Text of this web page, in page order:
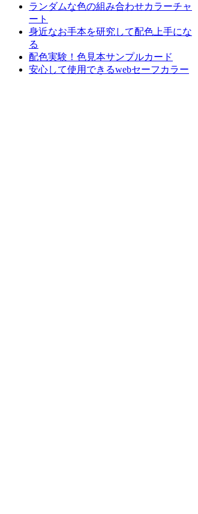
ランダムな色の組み合わせカラーチャ
ート
身近なお手本を研究して配色上手にな
る
配色実験！色見本サンプルカード
安心して使用できるwebセーフカラー